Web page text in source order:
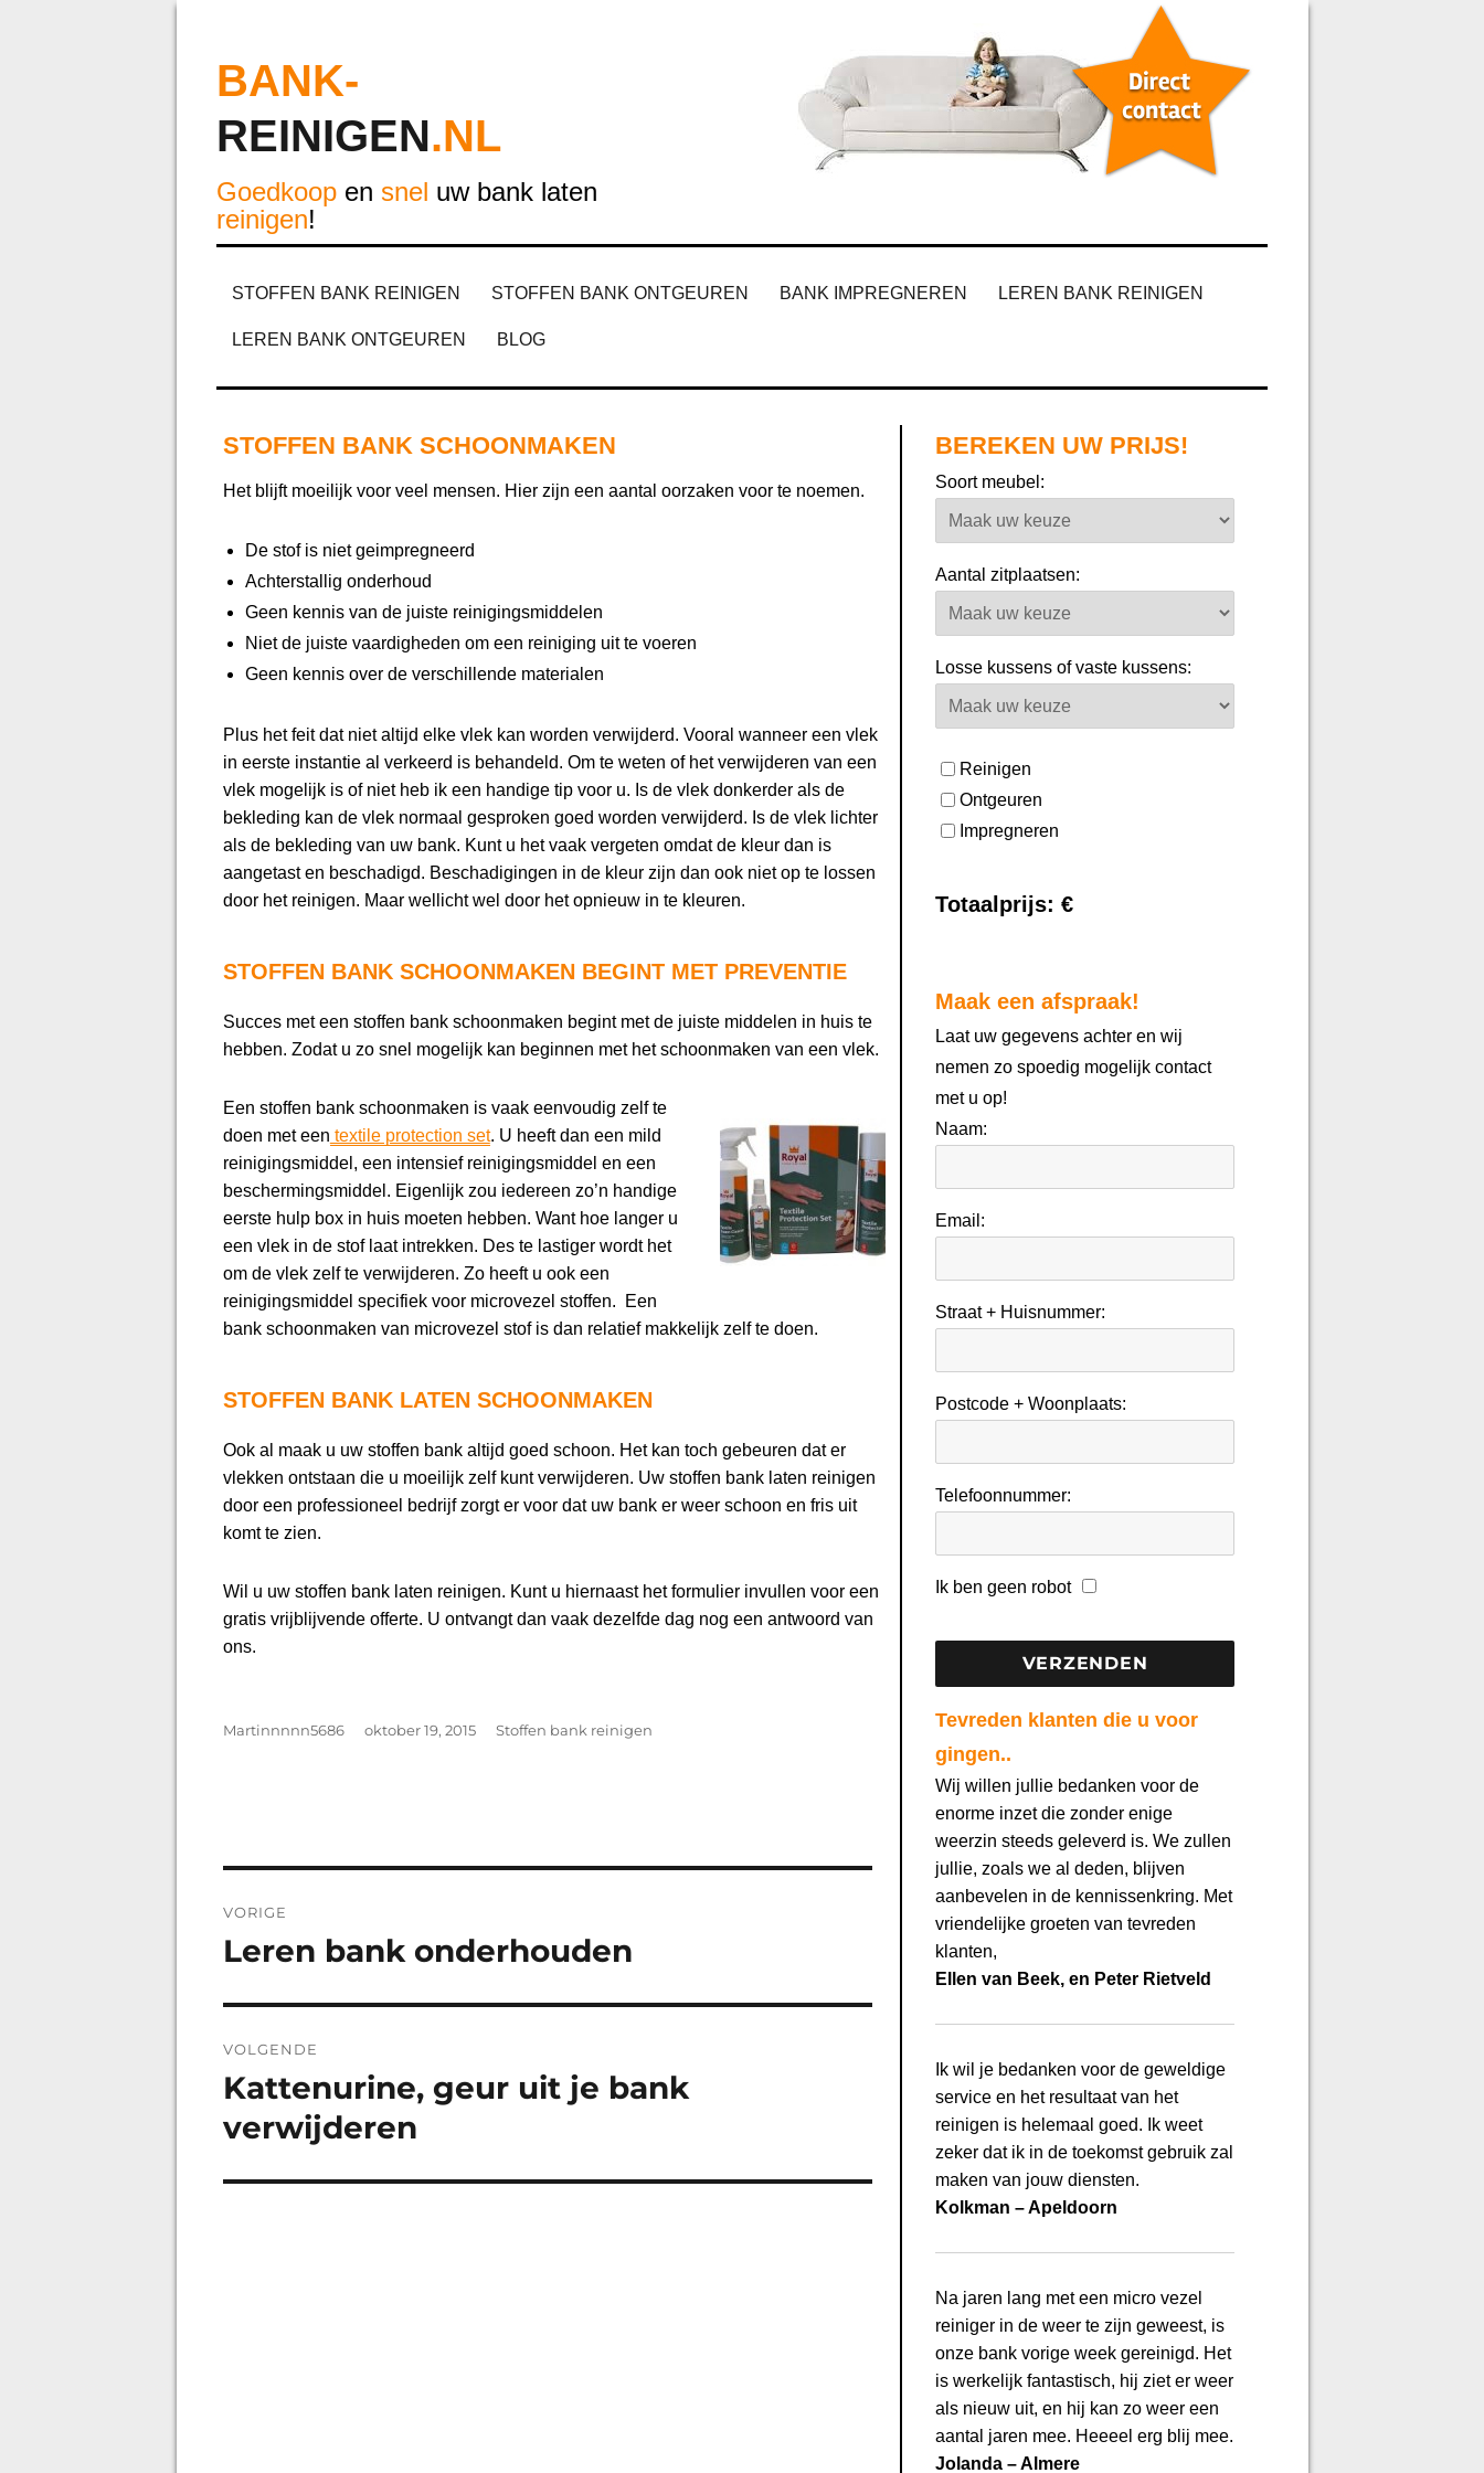
BANK-
REINIGEN.NL
Goedkoopen snel uw bank laten
reinigen!
STOFFEN BANK REINIGEN STOFFEN BANK ONTGEUREN BANK IMPREGNEREN LEREN BANK REINIGEN
LEREN BANK ONTGEUREN BLOG
STOFFEN BANK SCHOONMAKEN
Het blijft moeilijk voor veel mensen. Hier zijn een aantal oorzaken voor te noemen.
De stof is niet geimpregneerd
Achterstallig onderhoud
Geen kennis van de juiste reinigingsmiddelen
Niet de juiste vaardigheden om een reiniging uit te voeren
Geen kennis over de verschillende materialen
Plus het feit dat niet altijd elke vlek kan worden verwijderd. Vooral wanneer een vlek
in eerste instantie al verkeerd is behandeld. Om te weten of het verwijderen van een
vlek mogelijk is of niet heb ik een handige tip voor u. Is de vlek donkerder als de
bekleding kan de vlek normaal gesproken goed worden verwijderd. Is de vlek lichter
als de bekleding van uw bank. Kunt u het vaak vergeten omdat de kleur dan is
aangetast en beschadigd. Beschadigingen in de kleur zijn dan ook niet op te lossen
door het reinigen. Maar wellicht wel door het opnieuw in te kleuren.
STOFFEN BANK SCHOONMAKEN BEGINT MET PREVENTIE
Succes met een stoffen bank schoonmaken begint met de juiste middelen in huis te
hebben. Zodat u zo snel mogelijk kan beginnen met het schoonmaken van een vlek.
Een stoffen bank schoonmaken is vaak eenvoudig zelf te
doen met een textile protection set. U heeft dan een mild
reinigingsmiddel, een intensief reinigingsmiddel en een
beschermingsmiddel. Eigenlijk zou iedereen zo’n handige
eerste hulp box in huis moeten hebben. Want hoe langer u
een vlek in de stof laat intrekken. Des te lastiger wordt het
om de vlek zelf te verwijderen. Zo heeft u ook een
reinigingsmiddel specifiek voor microvezel stoffen. Een
bank schoonmaken van microvezel stof is dan relatief makkelijk zelf te doen.
STOFFEN BANK LATEN SCHOONMAKEN
Ook al maak u uw stoffen bank altijd goed schoon. Het kan toch gebeuren dat er
vlekken ontstaan die u moeilijk zelf kunt verwijderen. Uw stoffen bank laten reinigen
door een professioneel bedrijf zorgt er voor dat uw bank er weer schoon en fris uit
komt te zien.
Wil u uw stoffen bank laten reinigen. Kunt u hiernaast het formulier invullen voor een
gratis vrijblijvende offerte. U ontvangt dan vaak dezelfde dag nog een antwoord van
ons.
Auteur
Martinnnnn5686
Geplaatst
oktober 19, 2015 Categorieën
Stoffen bank reinigen
VORIGE
Vorig
Leren bank onderhouden
VOLGENDE
Volgend
Kattenurine, geur uit je bank
verwijderen
BEREKEN UW PRIJS!
Soort meubel:
Aantal zitplaatsen:
Losse kussens of vaste kussens:
Reinigen
Ontgeuren
Impregneren
Totaalprijs: €
Maak een afspraak!
Laat uw gegevens achter en wij
nemen zo spoedig mogelijk contact
met u op!
Naam:
Email:
Straat + Huisnummer:
Postcode + Woonplaats:
Telefoonnummer:
Ik ben geen robot
Tevreden klanten die u voor
gingen..
Wij willen jullie bedanken voor de
enorme inzet die zonder enige
weerzin steeds geleverd is. We zullen
jullie, zoals we al deden, blijven
aanbevelen in de kennissenkring. Met
vriendelijke groeten van tevreden
klanten,
Ellen van Beek, en Peter Rietveld
Ik wil je bedanken voor de geweldige
service en het resultaat van het
reinigen is helemaal goed. Ik weet
zeker dat ik in de toekomst gebruik zal
maken van jouw diensten.
Kolkman – Apeldoorn
Na jaren lang met een micro vezel
reiniger in de weer te zijn geweest, is
onze bank vorige week gereinigd. Het
is werkelijk fantastisch, hij ziet er weer
als nieuw uit, en hij kan zo weer een
aantal jaren mee. Heeeel erg blij mee.
Jolanda – Almere